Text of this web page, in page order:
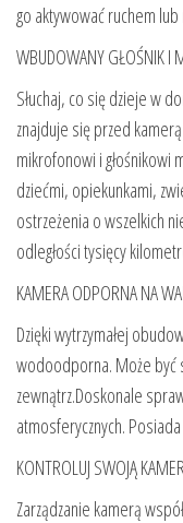
go aktywować ruchem lub
WBUDOWANY GŁOŚNIK I
Słuchaj, co się dzieje w
znajduje się przed
mikrofonowi i głośnikowi
dziećmi, opiekunkami,
ostrzeżenia o wszelkich
odległości tysięcy
KAMERA ODPORNA NA
Dzięki wytrzymałej
wodoodporna. Może być
zewnątrz.Doskonale
atmosferycznych.
KONTROLUJ SWOJĄ
Zarządzanie kamerą